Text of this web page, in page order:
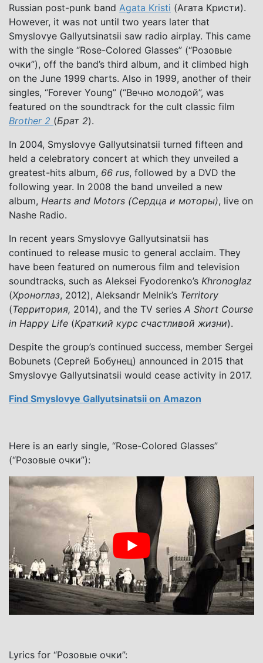
Russian post-punk band Agata Kristi (Агата Кристи).
However, it was not until two years later that
Smyslovye Gallyutsinatsii saw radio airplay. This came
with the single “Rose-Colored Glasses” (“Розовые
очки”), off the band’s third album, and it climbed high
on the June 1999 charts. Also in 1999, another of their
singles, “Forever Young” (“Вечно молодой”, was
featured on the soundtrack for the cult classic film
Brother 2 (Брат 2).
In 2004, Smyslovye Gallyutsinatsii turned fifteen and
held a celebratory concert at which they unveiled a
greatest-hits album, 66 rus, followed by a DVD the
following year. In 2008 the band unveiled a new
album, Hearts and Motors (Сердца и моторы), live on
Nashe Radio.
In recent years Smyslovye Gallyutsinatsii has
continued to release music to general acclaim. They
have been featured on numerous film and television
soundtracks, such as Aleksei Fyodorenko’s Khronoglaz
(Хроноглаз, 2012), Aleksandr Melnik’s Territory
(Территория, 2014), and the TV series A Short Course
in Happy Life (Краткий курс счастливой жизни).
Despite the group’s continued success, member Sergei
Bobunets (Сергей Бобунец) announced in 2015 that
Smyslovye Gallyutsinatsii would cease activity in 2017.
Find Smyslovye Gallyutsinatsii on Amazon
Here is an early single, “Rose-Colored Glasses”
(“Розовые очки”):
Lyrics for “Розовые очки”: